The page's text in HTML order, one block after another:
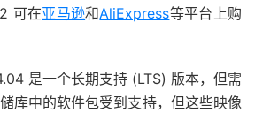
可在亚马逊和AliExpress等平台上购
是一个长期支持 (LTS) 版本，但需
库中的软件包受到支持，但这些映像